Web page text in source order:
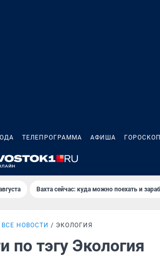
ТЕЛЕПРОГРАММА АФИША ГОРОСКОП
Вахта сейчас: куда можно поехать и
ВСЕ НОВОСТИ ЭКОЛОГИЯ
по тэгу Экология